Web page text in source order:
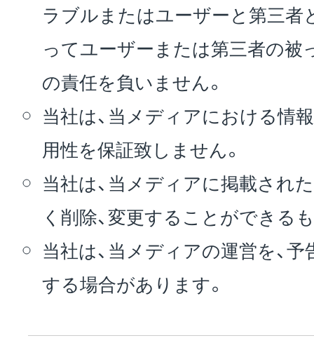
ラブルまたはユーザーと第三
ってユーザーまたは第三者の被
の責任を負いません。
当社は、当メディアにおける情
用性を保証致しません。
当社は、当メディアに掲載され
く削除、変更することができる
当社は、当メディアの運営を、予
する場合があります。